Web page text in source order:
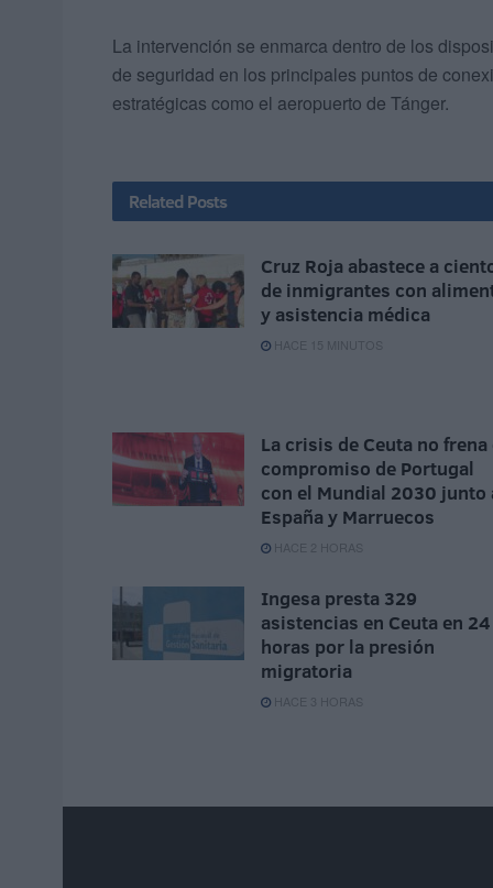
La intervención se enmarca dentro de los
de seguridad en los principales puntos de
estratégicas como el aeropuerto de Tánger.
Related Posts
Cruz Roja abastece a
de inmigrantes con
y asistencia médica
HACE 15 MINUTOS
La crisis de Ceuta no frena
compromiso de Portugal
con el Mundial 2030 junto
España y Marruecos
HACE 2 HORAS
Ingesa presta 329
asistencias en Ceuta en 24
horas por la presión
migratoria
HACE 3 HORAS